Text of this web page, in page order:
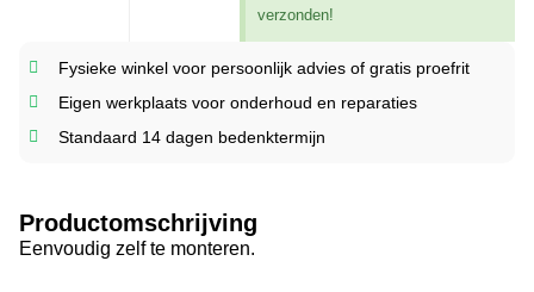
verzonden!
Fysieke winkel voor persoonlijk advies of gratis proefrit
Eigen werkplaats voor onderhoud en reparaties
Standaard 14 dagen bedenktermijn
Productomschrijving
Eenvoudig zelf te monteren.